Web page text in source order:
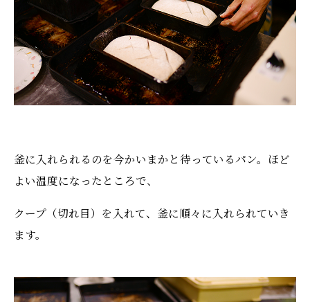
釜に入れられるのを今かいまかと待っているパン。ほど
よい温度になったところで、
クープ（切れ目）を入れて、釜に順々に入れられていき
ます。